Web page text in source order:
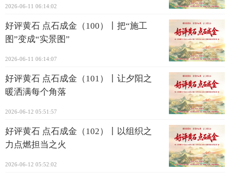
2026-06-11 06:14:02
好评黄石 点石成金（100）丨把“施工
图”变成“实景图”
2026-06-11 06:14:07
好评黄石 点石成金（101）丨让夕阳之
暖洒满每个角落
2026-06-12 05:51:57
好评黄石 点石成金（102）丨以组织之
力点燃担当之火
2026-06-12 05:52:02